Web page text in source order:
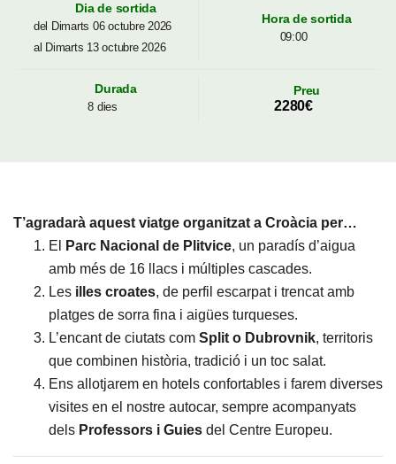
Dia de sortida
del Dimarts 06 octubre 2026
al Dimarts 13 octubre 2026
Hora de sortida
09:00
Durada
8 dies
Preu
2280€
T’agradarà aquest viatge organitzat a Croàcia per…
El
Parc Nacional de Plitvice, un paradís d’aigua
amb més de 16 llacs i múltiples cascades.
Les illes croates, de perfil escarpat i trencat amb
platges de sorra fina i aigües turqueses.
L’encant de ciutats com Split o Dubrovnik, territoris
que combinen història, tradició i un toc salat.
Ens allotjarem en hotels confortables i farem diverses
visites en el nostre autocar, sempre acompanyats
dels Professors i Guies del Centre Europeu.